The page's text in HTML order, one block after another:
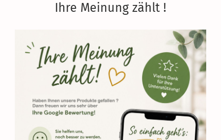
Ihre Meinung zählt !